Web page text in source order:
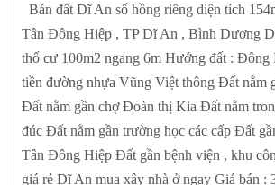
Bán đất Dĩ An sổ hồng riêng diện tích
Tân Đông Hiệp , TP Dĩ An , Bình Dương
thổ cư 100m2 ngang 6m Hướng đất :
tiền đường nhựa Vũng Việt thông Đất nằm
Đất nằm gần chợ Đoàn thị Kia Đất nằm
đúc Đất nằm gần trường học các cấp Đất
Tân Đông Hiệp Đất gần bệnh viện , khu
giá rẻ Dĩ An mua xây nhà ở ngay Giá bán :